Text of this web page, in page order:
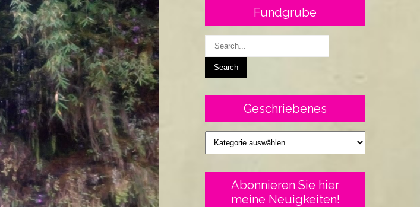
Fundgrube
Geschriebenes
Geschriebenes
Abonnieren Sie hier
meine Neuigkeiten!